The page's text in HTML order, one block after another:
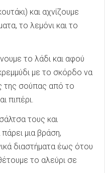
και αχνίζουμε
το λεμόνι και το
το λάδι και αφού
με το σκόρδο να
της σούπας από το
πιπέρι.
τους και
μια βράση,
διαστήματα έως ότου
το αλεύρι σε